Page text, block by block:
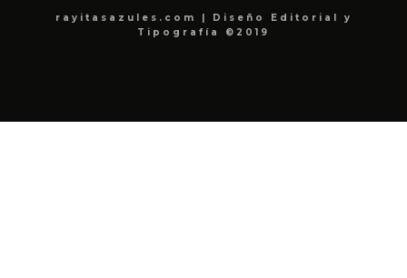
rayitasazules.com | Diseño Editorial y
Tipografía ©2019